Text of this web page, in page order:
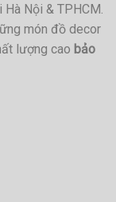
Nội & TPHCM.
món đồ decor
lượng cao bảo